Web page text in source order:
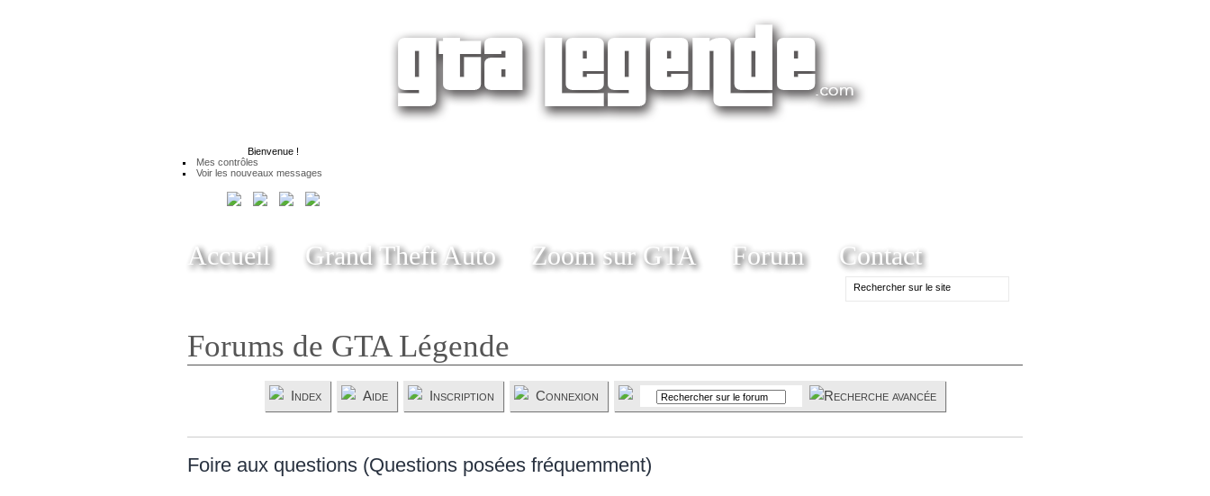
Bienvenue !
Mes contrôles
Voir les nouveaux messages
Accueil Grand Theft Auto Zoom sur GTA Forum Contact
Forums de GTA Légende
Index Aide Inscription Connexion
Foire aux questions (Questions posées fréquemment)